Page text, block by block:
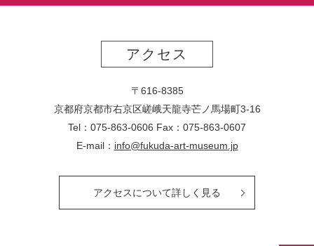
アクセス
〒616-8385
京都府京都市右京区嵯峨天龍寺芒ノ馬場町3-16
Tel：075-863-0606 Fax：075-863-0607
E-mail： info@fukuda-art-museum.jp
アクセスについて詳しく見る